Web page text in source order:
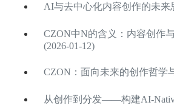
AI与去中心化内容创作的未来
CZON中N的含义：内容创作
(2026-01-12)
CZON：面向未来的创作哲学
从创作到分发——构建AI-